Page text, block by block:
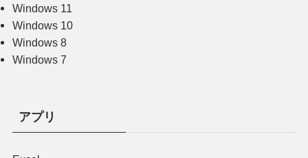
Windows 11
Windows 10
Windows 8
Windows 7
アプリ